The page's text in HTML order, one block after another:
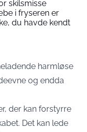
skilsmisse
i fryseren er
du havde kendt
harmløse
og endda
der kan forstyrre
Det kan lede